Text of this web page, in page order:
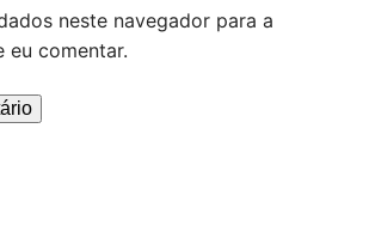
neste navegador para a
eu comentar.